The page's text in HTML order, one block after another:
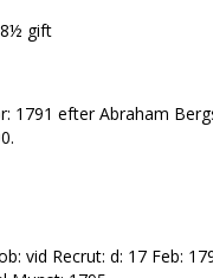
gift
1791 efter Abraham
vid Recrut: d: 17 Feb: